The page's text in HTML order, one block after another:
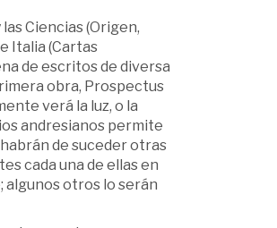
Ciencias (Origen,
Italia (Cartas
de escritos de diversa
obra, Prospectus
verá la luz, o la
andresianos permite
de suceder otras
cada una de ellas en
algunos otros lo serán